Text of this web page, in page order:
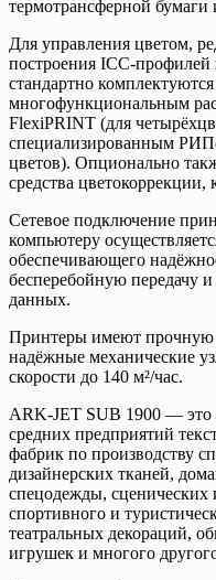
термо­трансферной бумаги
Для управления цветом,
построения ICC-
стандартно
многофункциональным
FlexiPRINT (для
специализированным
цветов). Опционально
средства
Сетевое подключение
компьютеру
обеспечивающего
бесперебойную передачу
данных.
Принтеры имеют прочную
надёжные механические
скорости до 140 м²/час.
ARK-JET SUB 1900 — это
средних предприятий
фабрик по производству
дизайнерских тканей,
спецодежды, сценических
спортивного и
театральных декораций,
игрушек и многого